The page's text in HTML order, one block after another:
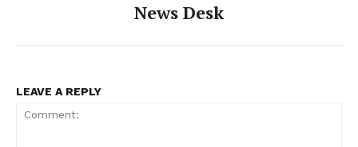
News Desk
LEAVE A REPLY